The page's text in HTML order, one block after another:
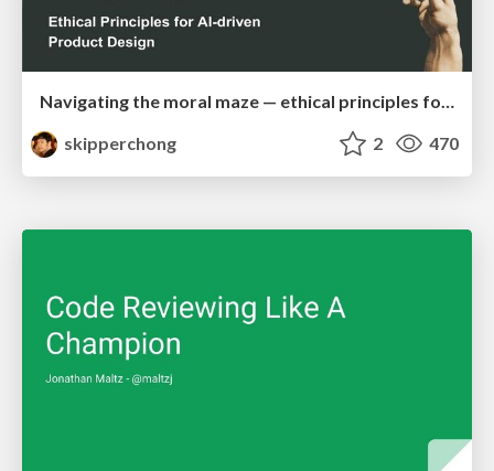
Navigating the moral maze — ethical principles for Al-driven product design
skipperchong
2 470